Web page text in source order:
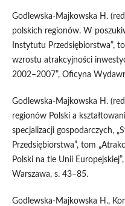
Godlewska‑Majkowska H.
polskich regionów. W
Instytutu Przedsiębiorstwa”,
wzrostu atrakcyjności
2002–2007”, Oficyna
Godlewska‑Majkowska H.
regionów Polski a
specjalizacji gospodarczych,
Przedsiębiorstwa”, tom
Polski na tle Unii
Warszawa, s. 43–85.
Godlewska‑Majkowska H.,